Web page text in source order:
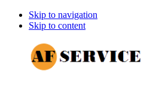
Skip to navigation
Skip to content